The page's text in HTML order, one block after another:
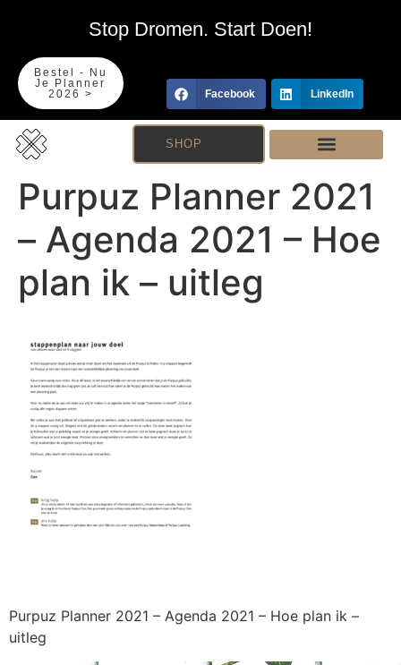
Stop Dromen. Start Doen!
Bestel - Nu
Je Planner
2026 >
Facebook LinkedIn
SHOP
Purpuz Planner 2021
– Agenda 2021 – Hoe
plan ik – uitleg
Purpuz Planner 2021 – Agenda 2021 – Hoe plan ik –
uitleg